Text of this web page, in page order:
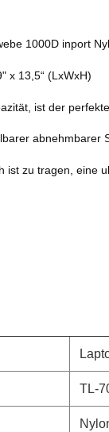
1000D inport
x 13,5“ (LxWxH)
ist der
abnehmbarer
ist zu tragen, eine
TL-